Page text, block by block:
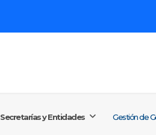
Secretarías y Entidades Gestión de